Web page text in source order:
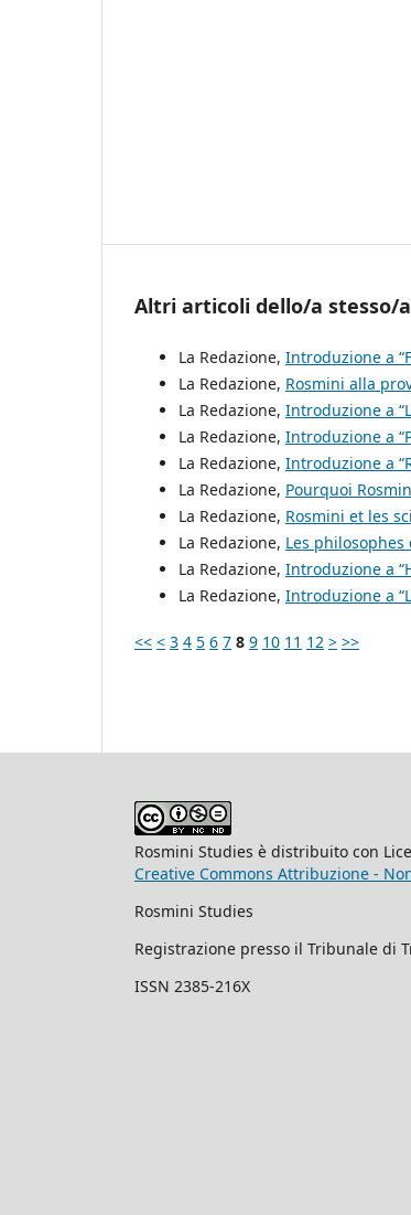
Altri articoli dello/a stesso/
La Redazione, Introduzione a
La Redazione, Rosmini alla
La Redazione, Introduzione a
La Redazione, Introduzione a
La Redazione, Introduzione a
La Redazione, Pourquoi
La Redazione, Rosmini et les
La Redazione, Les
La Redazione, Introduzione a
La Redazione, Introduzione a
<< < 3 4 5 6 7 8 9 10 11 12 > >>
Rosmini Studies è distribuito con
Creative Commons Attribuzione -
Rosmini Studies
Registrazione presso il Tribunale di
ISSN 2385-216X